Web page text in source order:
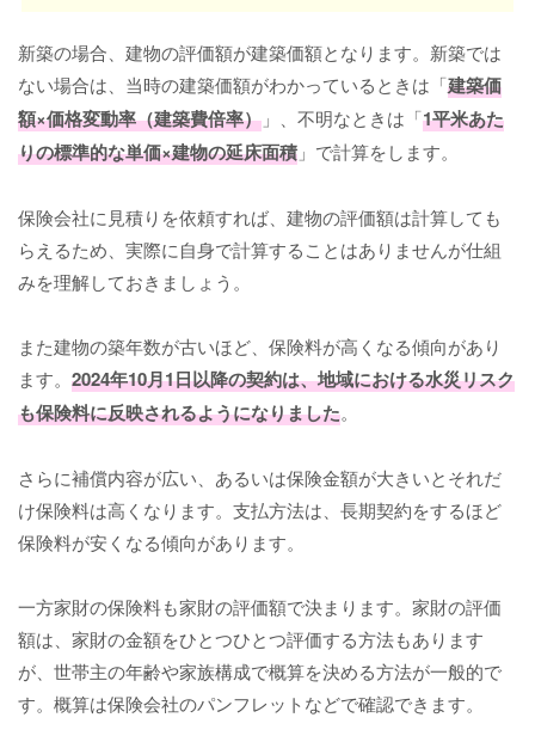
新築の場合、建物の評価額が建築価額となります。新築では
ない場合は、当時の建築価額がわかっているときは「建築価
額×価格変動率（建築費倍率） 」、不明なときは「1平米あた
りの標準的な単価×建物の延床面積 」で計算をします。
保険会社に見積りを依頼すれば、建物の評価額は計算しても
らえるため、実際に自身で計算することはありませんが仕組
みを理解しておきましょう。
また建物の築年数が古いほど、保険料が高くなる傾向があり
ます。 2024年10月1日以降の契約は、地域における水災リスク
も保険料に反映されるようになりました。
さらに補償内容が広い、あるいは保険金額が大きいとそれだ
け保険料は高くなります。支払方法は、長期契約をするほど
保険料が安くなる傾向があります。
一方家財の保険料も家財の評価額で決まります。家財の評価
額は、家財の金額をひとつひとつ評価する方法もあります
が、世帯主の年齢や家族構成で概算を決める方法が一般的で
す。概算は保険会社のパンフレットなどで確認できます。